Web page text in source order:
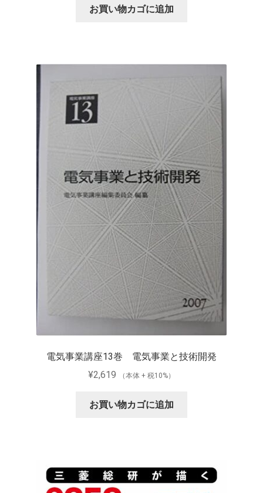
お買い物カゴに追加
電気事業講座13巻 電気事業と技術開発
¥2,619 （本体 + 税10%）
お買い物カゴに追加